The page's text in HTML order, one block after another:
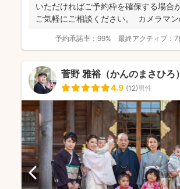
いただければご予約枠を確保する場合
ご気軽にご相談ください。 カメラマン
予約承諾率： 99% 最終アクティブ： 7
菅野 雅裕（かんのまさひろ）
4.9 (12)男性